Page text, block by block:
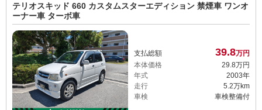
テリオスキッド 660 カスタムスターエディション 禁煙車 ワンオ
ーナー車 ターボ車
支払総額 39.8万円
本体価格
29.8万円
年式
2003年
走行
5.2万km
車検
車検整備付